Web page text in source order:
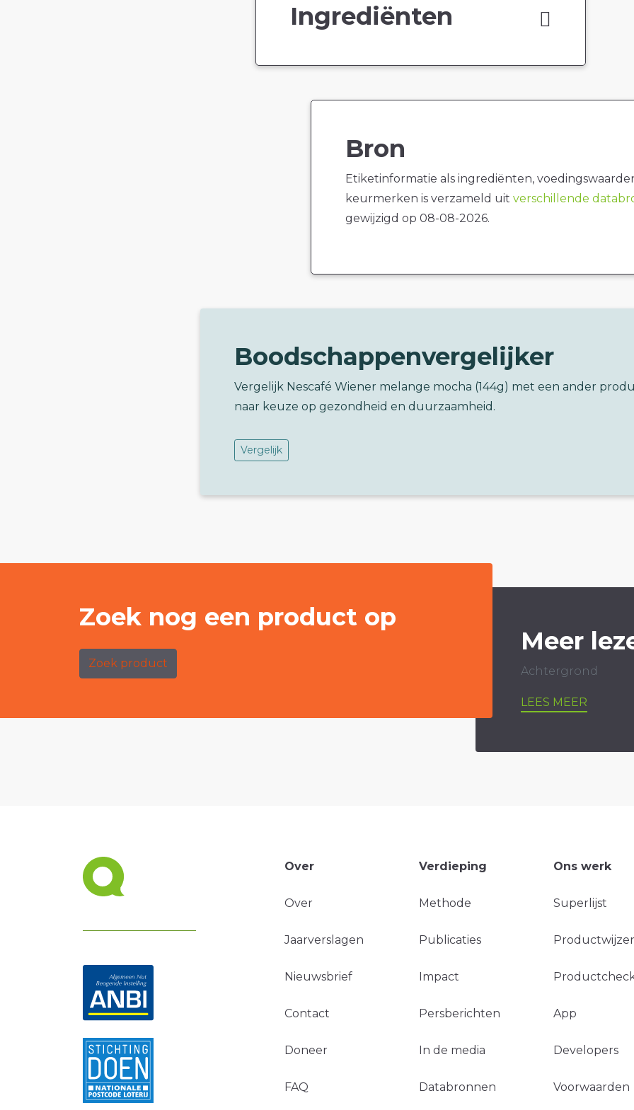
Ingrediënten
Bron
Etiketinformatie als ingrediënten,
keurmerken is verzameld uit verschillende
gewijzigd op 08-08-2026.
Boodschappenvergelijker
Vergelijk Nescafé Wiener melange mocha (144g) met een ander
naar keuze op gezondheid en duurzaamheid.
Vergelijk
Zoek nog een product op
Zoek product
Meer
Achtergrond
LEES MEER
Over
Over
Jaarverslagen
Nieuwsbrief
Contact
Doneer
FAQ
Verdieping
Methode
Publicaties
Impact
Persberichten
In de media
Databronnen
Ons werk
Superlijst
App
Developers
Voorwaarden